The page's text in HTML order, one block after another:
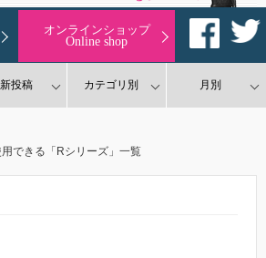
オンラインショップ
Online shop
投稿 カテゴリ別 月別
できる「Rシリーズ」一覧